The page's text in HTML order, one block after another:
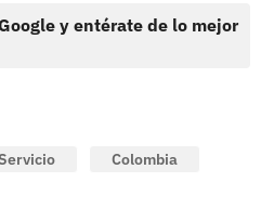
y entérate de lo mejor
Colombia